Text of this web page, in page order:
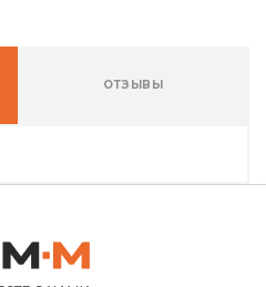
ОТЗЫВЫ